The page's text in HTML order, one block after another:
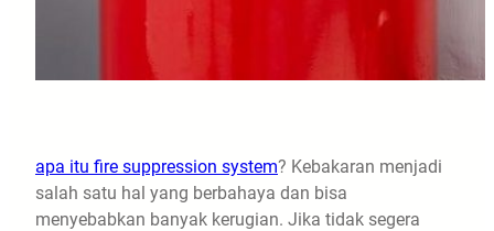
apa itu fire suppression system? Kebakaran menjadi
salah satu hal yang berbahaya dan bisa
menyebabkan banyak kerugian. Jika tidak segera